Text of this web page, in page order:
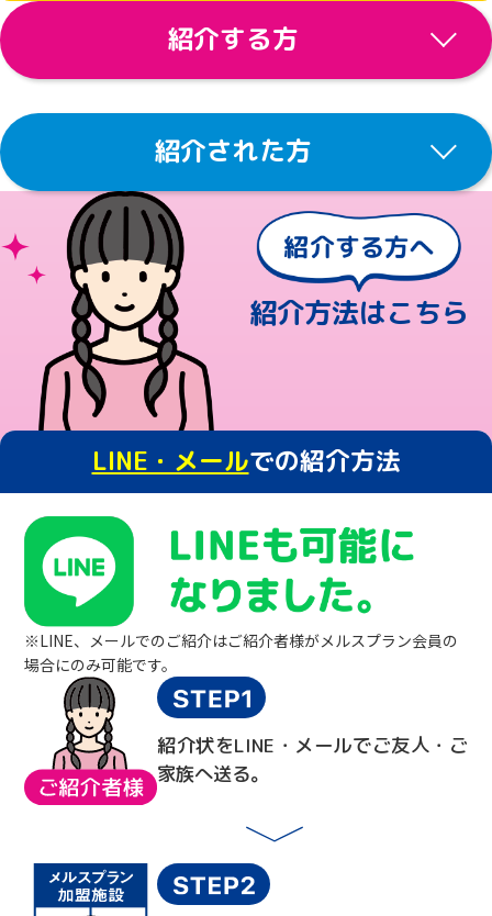
紹介する方
紹介された方
紹介方法はこちら
LINE・メールでの紹介方法
※LINE、メールでのご紹介はご紹介者様がメルスプラン会員の
場合にのみ可能です。
紹介状をLINE・メールでご友人・ご
家族へ送る。